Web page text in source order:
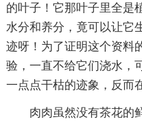
的叶子！它那叶子里全是
水分和养分，竟可以让它
迹呀！为了证明这个资料
验，一直不给它们浇水，
一点点干枯的迹象，反而
肉肉虽然没有茶花的